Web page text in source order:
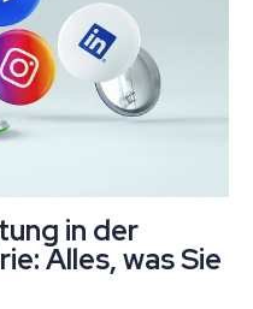
in der
Alles, was Sie